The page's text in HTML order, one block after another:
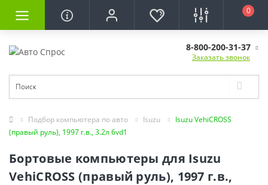
0
8-800-200-31-37
Заказать звонок
Подбор компьютера по авто Isuzu
Isuzu VehiCROSS
(правый руль), 1997 г.в., 3.2л 6vd1
Бортовые компьютеры для Isuzu
VehiCROSS (правый руль), 1997 г.в.,